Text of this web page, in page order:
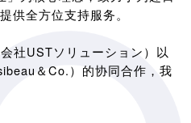
供全方位支持服务。
社USTソリューション）以
＆Co.）的协同合作，我